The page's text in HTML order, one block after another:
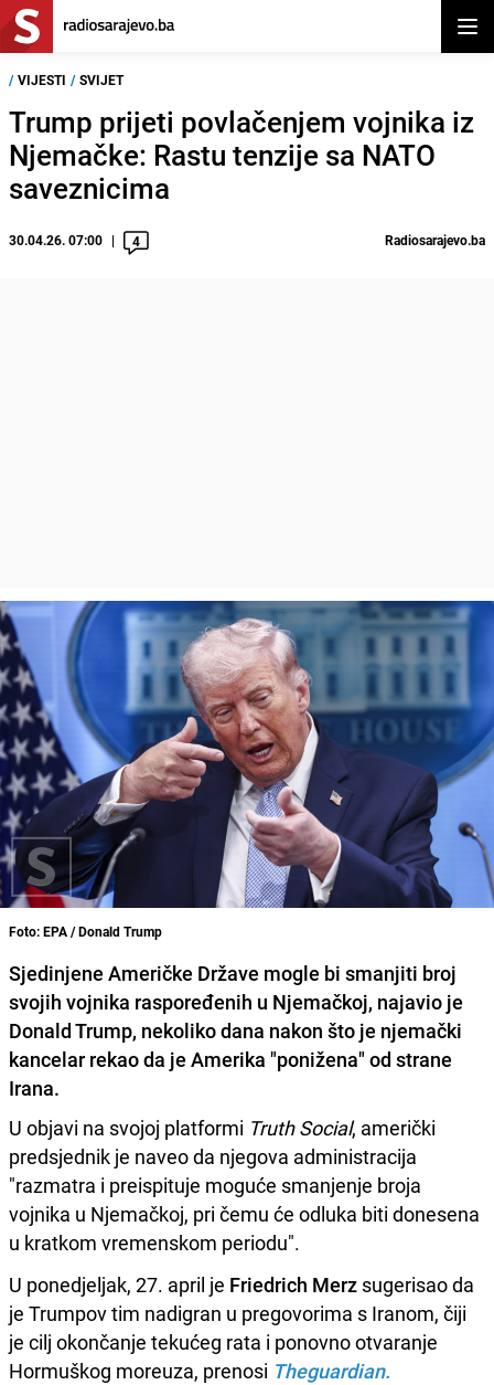
/ VIJESTI / SVIJET
Trump prijeti povlačenjem vojnika iz
Njemačke: Rastu tenzije sa NATO
saveznicima
30.04.26. 07:00 4 Radiosarajevo.ba
Foto: EPA / Donald Trump
Sjedinjene Američke Države mogle bi smanjiti broj
svojih vojnika raspoređenih u Njemačkoj, najavio je
Donald Trump, nekoliko dana nakon što je njemački
kancelar rekao da je Amerika "ponižena" od strane
Irana.
U objavi na svojoj platformi Truth Social, američki
predsjednik je naveo da njegova administracija
"razmatra i preispituje moguće smanjenje broja
vojnika u Njemačkoj, pri čemu će odluka biti donesena
u kratkom vremenskom periodu".
U ponedjeljak, 27. april je Friedrich Merz sugerisao da
je Trumpov tim nadigran u pregovorima s Iranom, čiji
je cilj okončanje tekućeg rata i ponovno otvaranje
Hormuškog moreuza, prenosi Theguardian.